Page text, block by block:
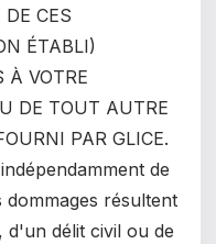
DE CES
ÉTABLI)
À VOTRE
DE TOUT AUTRE
PAR GLICE.
de
dommages résultent
délit civil ou de